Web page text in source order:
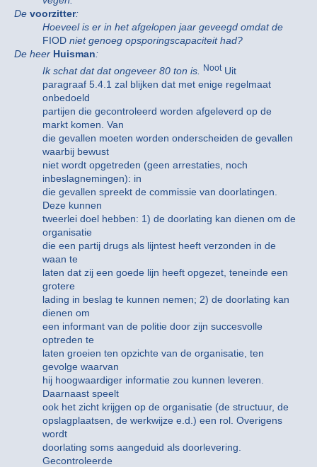
De voorzitter:
Hoeveel is er in het afgelopen jaar geveegd omdat de
FIOD niet genoeg opsporingscapaciteit had?
De heer Huisman:
Ik schat dat dat ongeveer 80 ton is.
NootUit
paragraaf 5.4.1 zal blijken dat met enige regelmaat
onbedoeld
partijen die gecontroleerd worden afgeleverd op de
markt komen. Van
die gevallen moeten worden onderscheiden de gevallen
waarbij bewust
niet wordt opgetreden (geen arrestaties, noch
inbeslagnemingen): in
die gevallen spreekt de commissie van doorlatingen.
Deze kunnen
tweerlei doel hebben: 1) de doorlating kan dienen om de
organisatie
die een partij drugs als lijntest heeft verzonden in de
waan te
laten dat zij een goede lijn heeft opgezet, teneinde een
grotere
lading in beslag te kunnen nemen; 2) de doorlating kan
dienen om
een informant van de politie door zijn succesvolle
optreden te
laten groeien ten opzichte van de organisatie, ten
gevolge waarvan
hij hoogwaardiger informatie zou kunnen leveren.
Daarnaast speelt
ook het zicht krijgen op de organisatie (de structuur, de
opslagplaatsen, de werkwijze e.d.) een rol. Overigens
wordt
doorlating soms aangeduid als doorlevering.
Gecontroleerde